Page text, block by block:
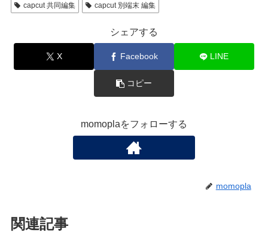
capcut 共同編集
capcut 別端末 編集
シェアする
X Facebook LINE
コピー
momoplaをフォローする
momopla
関連記事